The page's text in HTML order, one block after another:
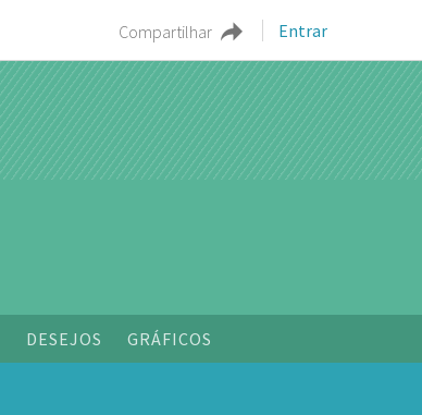
Compartilhar Entrar
DESEJOS GRÁFICOS